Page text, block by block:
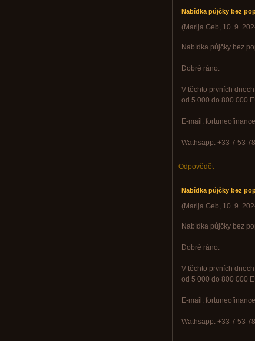
Nabídka půjčky bez
(Marija Geb, 10. 9.
Nabídka půjčky bez
Dobré ráno.
V těchto prvních
od 5 000 do 800 000
E-mail:
Wathsapp: +33 7 53
Odpovědět
Nabídka půjčky bez
(Marija Geb, 10. 9.
Nabídka půjčky bez
Dobré ráno.
V těchto prvních
od 5 000 do 800 000
E-mail:
Wathsapp: +33 7 53